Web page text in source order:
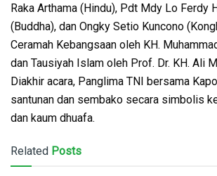
Raka Arthama (Hindu), Pdt Mdy Lo Ferdy
(Buddha), dan Ongky Setio Kuncono
Ceramah Kebangsaan oleh KH.
dan Tausiyah Islam oleh Prof. Dr. KH. Ali
Diakhir acara, Panglima TNI bersama
santunan dan sembako secara simbolis
dan kaum dhuafa.
Related Posts